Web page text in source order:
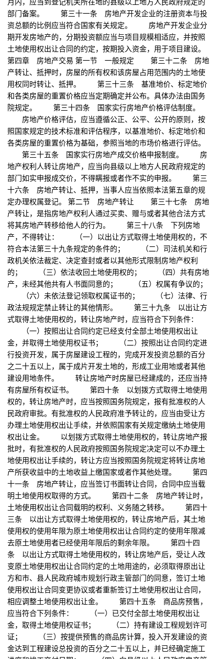
部门备案。 第三十一条 房地产开发企业的注册资本与投
资总额的比例应当符合国家有关规定。 房地产开发企业分
期开发房地产的，分期投资额应当与项目规模相适应，并按照
土地使用权出让合同的约定，按期投入资金，用于项目建设。
第四章 房地产交易 第一节 一般规定 第三十二条 房地
产转让、抵押时，房屋的所有权和该房屋占用范围内的土地使
用权同时转让、抵押。 第三十三条 基准地价、标定地价
和各类房屋的重置价格应当定期确定并公布。具体办法由国务
院规定。 第三十四条 国家实行房地产价格评估制度。
房地产价格评估，应当遵循公正、公平、公开的原则，按
照国家规定的技术标准和评估程序，以基准地价、标定地价和
各类房屋的重置价格为基础，参照当地的市场价格进行评估。
第三十五条 国家实行房地产成交价格申报制度。 房
地产权利人转让房地产，应当向县级以上地方人民政府规定的
部门如实申报成交价，不得瞒报或者作不实的申报。 第三
十六条 房地产转让、抵押，当事人应当依照本法第五章的规
定办理权属登记。 第二节 房地产转让 第三十七条 房地
产转让，是指房地产权利人通过买卖、赠与或者其他合法方式
将其房地产转移给他人的行为。 第三十八条 下列房地
产，不得转让： （一）以出让方式取得土地使用权的，不
符合本法第三十九条规定的条件的； （二）司法机关和行
政机关依法裁定、决定查封或者以其他形式限制房地产权利
的； （三）依法收回土地使用权的； （四）共有房地
产，未经其他共有人书面同意的； （五）权属有争议的；
（六）未依法登记领取权属证书的； （七）法律、行
政法规规定禁止转让的其他情形。 第三十九条 以出让方
式取得土地使用权的，转让房地产时，应当符合下列条件：
（一）按照出让合同约定已经支付全部土地使用权出让
金，并取得土地使用权证书； （二）按照出让合同约定进
行投资开发，属于房屋建设工程的，完成开发投资总额的百分
之二十五以上，属于成片开发土地的，形成工业用地或者其他
建设用地条件。 转让房地产时房屋已经建成的，还应当持
有房屋所有权证书。 第四十条 以划拨方式取得土地使用
权的，转让房地产时，应当按照国务院规定，报有批准权的人
民政府审批。有批准权的人民政府准予转让的，应当由受让方
办理土地使用权出让手续，并依照国家有关规定缴纳土地使用
权出让金。 以划拨方式取得土地使用权的，转让房地产报
批时，有批准权的人民政府按照国务院规定决定可以不办理土
地使用权出让手续的，转让方应当按照国务院规定将转让房地
产所获收益中的土地收益上缴国家或者作其他处理。 第四
十一条 房地产转让，应当签订书面转让合同，合同中应当载
明土地使用权取得的方式。 第四十二条 房地产转让时，
土地使用权出让合同载明的权利、义务随之转移。 第四十
三条 以出让方式取得土地使用权的，转让房地产后，其土地
使用权的使用年限为原土地使用权出让合同约定的使用年限减
去原土地使用者已经使用年限后的剩余年限。 第四十四
条 以出让方式取得土地使用权的，转让房地产后，受让人改
变原土地使用权出让合同约定的土地用途的，必须取得原出让
方和市、县人民政府城市规划行政主管部门的同意，签订土地
使用权出让合同变更协议或者重新签订土地使用权出让合同，
相应调整土地使用权出让金。 第四十五条 商品房预售，
应当符合下列条件： （一）已交付全部土地使用权出让
金，取得土地使用权证书； （二）持有建设工程规划许可
证； （三）按提供预售的商品房计算，投入开发建设的资
金达到工程建设总投资的百分之二十五以上，并已经确定施工